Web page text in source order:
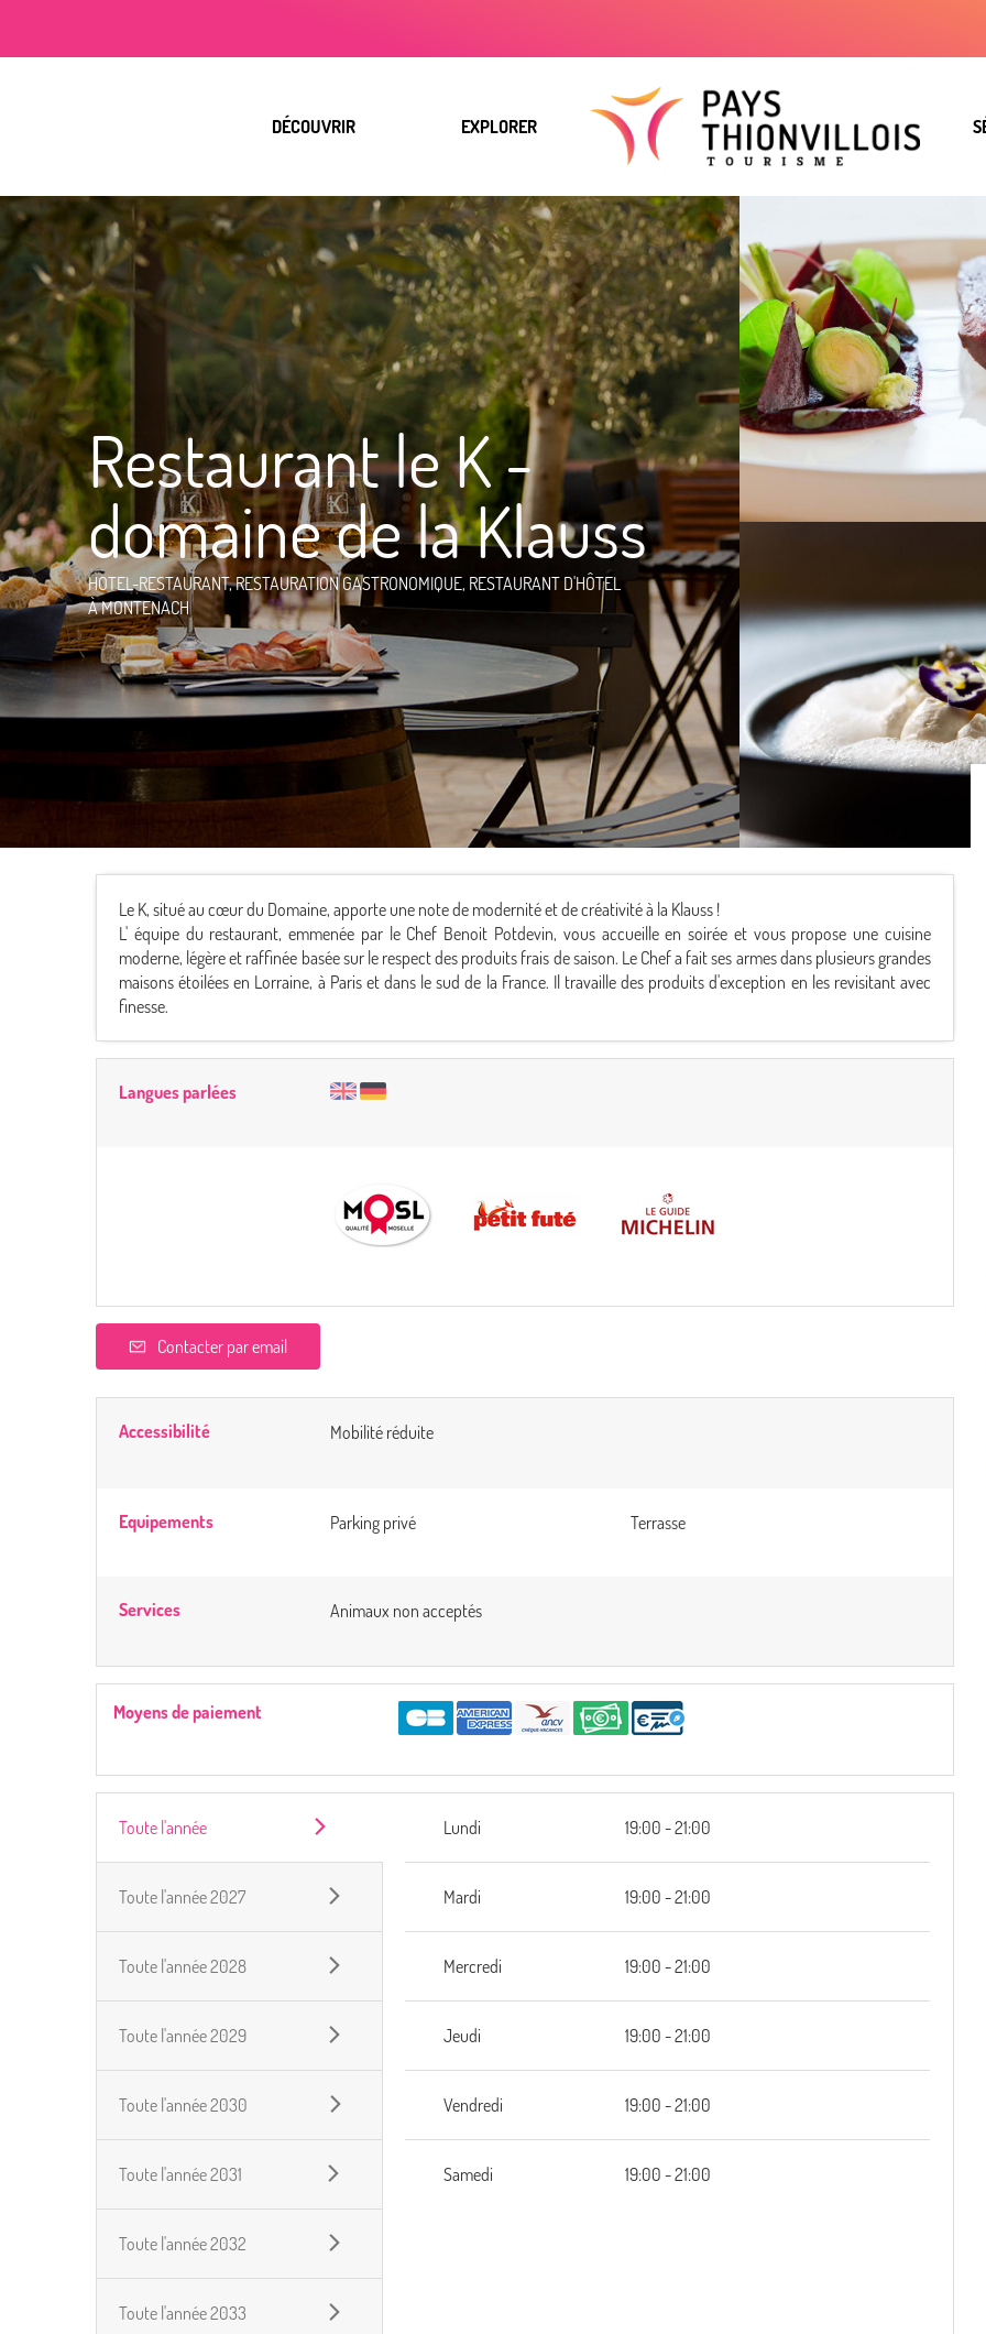
DÉCOUVRIR EXPLORER
Restaurant le K -
domaine de la Klauss
HOTEL-RESTAURANT,RESTAURATION GASTRONOMIQUE, RESTAURANT D'HÔTEL
À MONTENACH
Le K, situé au cœur du Domaine, apporte une note de modernité et de créativité à la Klauss !
L' équipe du restaurant, emmenée par le Chef Benoit Potdevin, vous accueille en soirée et vous propose une cuisine
moderne, légère et raffinée basée sur le respect des produits frais de saison. Le Chef a fait ses armes dans plusieurs grandes
maisons étoilées en Lorraine, à Paris et dans le sud de la France. Il travaille des produits d'exception en les revisitant avec
finesse.
Langues parlées
Contacter par email
Accessibilité Mobilité réduite
Equipements Parking privé Terrasse
Services Animaux non acceptés
Moyens de paiement
Toute l'année
Toute l'année 2027
Toute l'année 2028
Toute l'année 2029
Toute l'année 2030
Toute l'année 2031
Toute l'année 2032
Toute l'année 2033
Lundi 19:00 - 21:00
Mardi 19:00 - 21:00
Mercredi 19:00 - 21:00
Jeudi 19:00 - 21:00
Vendredi 19:00 - 21:00
Samedi 19:00 - 21:00